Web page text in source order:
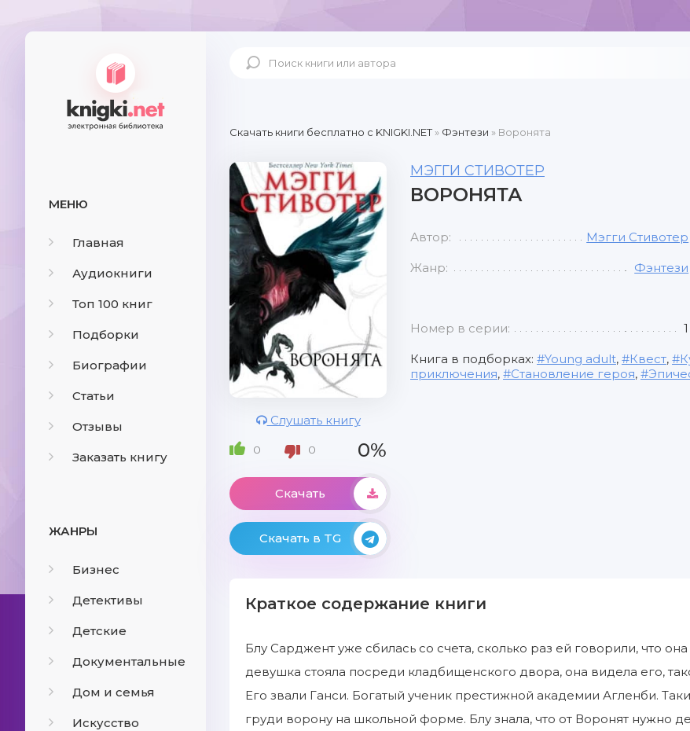
МЕНЮ
Главная
Аудиокниги
Топ 100 книг
Подборки
Биографии
Статьи
Отзывы
Заказать книгу
ЖАНРЫ
Бизнес
Детективы
Детские
Документальные
Дом и семья
Искусство
Скачать книги бесплатно c KNIGKI.NET» Фэнтези » Воронята
Слушать книгу
0 0 0%
Скачать
Скачать в TG
МЭГГИ СТИВОТЕР
ВОРОНЯТА
Автор: Мэгги Стивотер
Жанр: Фэнтези
Номер в серии: 1
Книга в подборках: Young adult, Квест,
приключения, Становление героя,
Краткое содержание книги
Блу Сарджент уже сбилась со счета, сколько раз ей говорили, что
девушка стояла посреди кладбищенского двора, она видела его,
Его звали Ганси. Богатый ученик престижной академии Агленби.
груди ворону на школьной форме. Блу знала, что от Воронят нужно